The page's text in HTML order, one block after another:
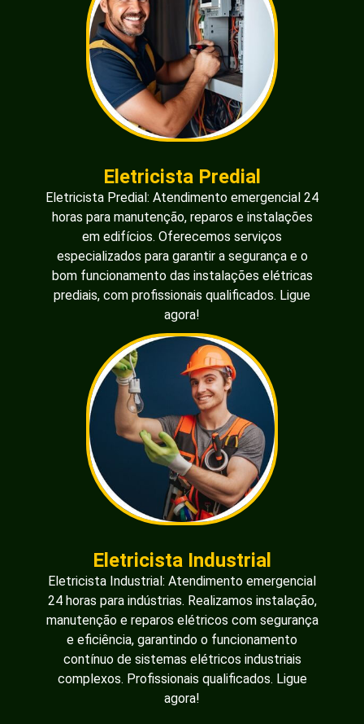
Eletricista Predial
Eletricista Predial: Atendimento emergencial 24
horas para manutenção, reparos e instalações
em edifícios. Oferecemos serviços
especializados para garantir a segurança e o
bom funcionamento das instalações elétricas
prediais, com profissionais qualificados. Ligue
agora!
Eletricista Industrial
Eletricista Industrial: Atendimento emergencial
24 horas para indústrias. Realizamos instalação,
manutenção e reparos elétricos com segurança
e eficiência, garantindo o funcionamento
contínuo de sistemas elétricos industriais
complexos. Profissionais qualificados. Ligue
agora!